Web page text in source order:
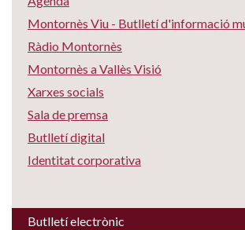
Montornès Viu - Butlletí d'informació
Ràdio Montornès
Montornès a Vallès Visió
Xarxes socials
Sala de premsa
Butlletí digital
Identitat corporativa
Butlletí electrònic